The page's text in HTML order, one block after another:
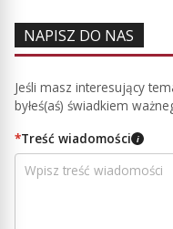
NAPISZ DO NAS
Jeśli masz interesujący
byłeś(aś) świadkiem
*Treść wiadomości i